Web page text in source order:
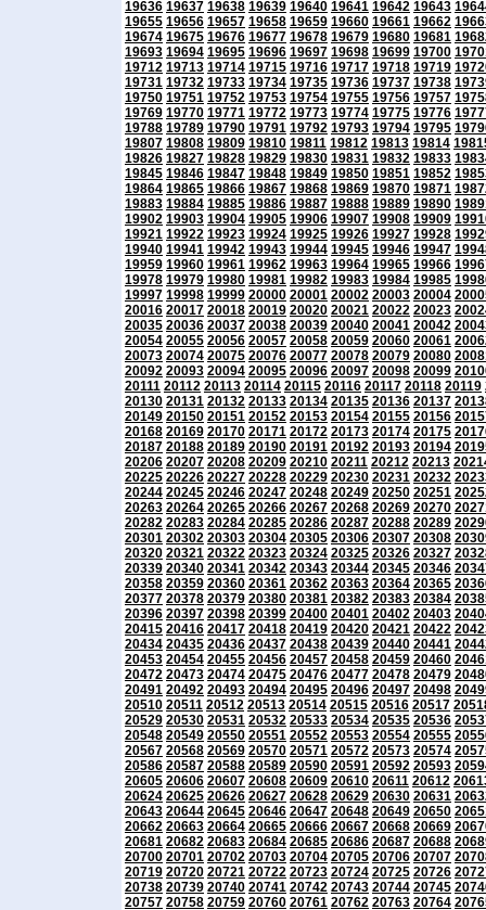
19636 19637 19638 19639 19640 19641 19642 19643
19655 19656 19657 19658 19659 19660 19661 19662
19674 19675 19676 19677 19678 19679 19680 19681
19693 19694 19695 19696 19697 19698 19699 19700
19712 19713 19714 19715 19716 19717 19718 19719
19731 19732 19733 19734 19735 19736 19737 19738
19750 19751 19752 19753 19754 19755 19756 19757
19769 19770 19771 19772 19773 19774 19775 19776
19788 19789 19790 19791 19792 19793 19794 19795
19807 19808 19809 19810 19811 19812 19813 19814
19826 19827 19828 19829 19830 19831 19832 19833
19845 19846 19847 19848 19849 19850 19851 19852
19864 19865 19866 19867 19868 19869 19870 19871
19883 19884 19885 19886 19887 19888 19889 19890
19902 19903 19904 19905 19906 19907 19908 19909
19921 19922 19923 19924 19925 19926 19927 19928
19940 19941 19942 19943 19944 19945 19946 19947
19959 19960 19961 19962 19963 19964 19965 19966
19978 19979 19980 19981 19982 19983 19984 19985
19997 19998 19999 20000 20001 20002 20003 20004
20016 20017 20018 20019 20020 20021 20022 20023
20035 20036 20037 20038 20039 20040 20041 20042
20054 20055 20056 20057 20058 20059 20060 20061
20073 20074 20075 20076 20077 20078 20079 20080
20092 20093 20094 20095 20096 20097 20098 20099
20111 20112 20113 20114 20115 20116 20117 20118 20119
20130 20131 20132 20133 20134 20135 20136 20137
20149 20150 20151 20152 20153 20154 20155 20156
20168 20169 20170 20171 20172 20173 20174 20175
20187 20188 20189 20190 20191 20192 20193 20194
20206 20207 20208 20209 20210 20211 20212 20213
20225 20226 20227 20228 20229 20230 20231 20232
20244 20245 20246 20247 20248 20249 20250 20251
20263 20264 20265 20266 20267 20268 20269 20270
20282 20283 20284 20285 20286 20287 20288 20289
20301 20302 20303 20304 20305 20306 20307 20308
20320 20321 20322 20323 20324 20325 20326 20327
20339 20340 20341 20342 20343 20344 20345 20346
20358 20359 20360 20361 20362 20363 20364 20365
20377 20378 20379 20380 20381 20382 20383 20384
20396 20397 20398 20399 20400 20401 20402 20403
20415 20416 20417 20418 20419 20420 20421 20422
20434 20435 20436 20437 20438 20439 20440 20441
20453 20454 20455 20456 20457 20458 20459 20460
20472 20473 20474 20475 20476 20477 20478 20479
20491 20492 20493 20494 20495 20496 20497 20498
20510 20511 20512 20513 20514 20515 20516 20517
20529 20530 20531 20532 20533 20534 20535 20536
20548 20549 20550 20551 20552 20553 20554 20555
20567 20568 20569 20570 20571 20572 20573 20574
20586 20587 20588 20589 20590 20591 20592 20593
20605 20606 20607 20608 20609 20610 20611 20612
20624 20625 20626 20627 20628 20629 20630 20631
20643 20644 20645 20646 20647 20648 20649 20650
20662 20663 20664 20665 20666 20667 20668 20669
20681 20682 20683 20684 20685 20686 20687 20688
20700 20701 20702 20703 20704 20705 20706 20707
20719 20720 20721 20722 20723 20724 20725 20726
20738 20739 20740 20741 20742 20743 20744 20745
20757 20758 20759 20760 20761 20762 20763 20764